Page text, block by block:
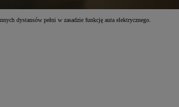
dystansów pełni w zasadzie funkcję auta elektrycznego.